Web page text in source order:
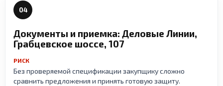
04
Документы и приемка: Деловые Линии,
Грабцевское шоссе, 107
РИСК
Без проверяемой спецификации закупщику сложно
сравнить предложения и принять готовую защиту.